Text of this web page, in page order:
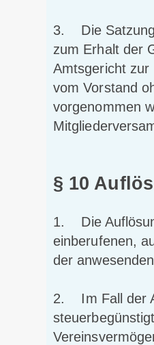
3. Die
zum Erhalt der
Amtsgericht zur
vom Vorstand
vorgenommen
§ 10
1. Die
einberufenen,
der
2. Im Fall der